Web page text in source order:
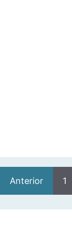
Anterior 1